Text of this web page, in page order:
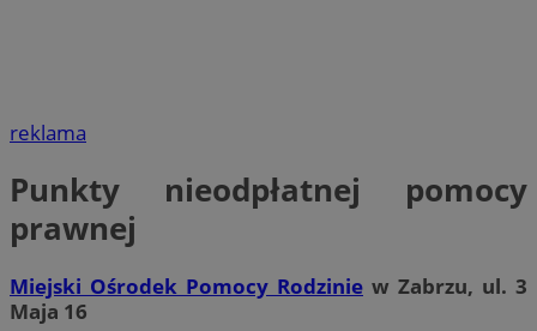
reklama
Punkty nieodpłatnej pomocy
prawnej
Miejski Ośrodek Pomocy Rodzinie w Zabrzu, ul. 3
Maja 16